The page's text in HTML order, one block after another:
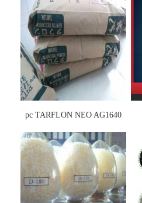
pc TARFLON NEO AG1640